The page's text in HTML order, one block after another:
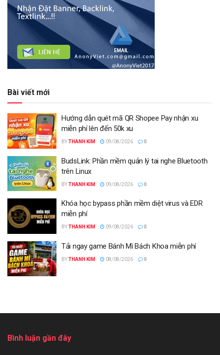
Bài viết mới
Hướng dẫn quét mã QR Shopee Pay nhận xu
miễn phí lên đến 50k xu
BYTHANH KIM 09/08/2026 0
BudsLink: Phần mềm quản lý tai nghe Bluetooth
trên Linux
BYTHANH KIM 09/08/2026 0
Khóa học bypass phần mềm diệt virus và EDR
miễn phí
BYTHANH KIM 09/08/2026 0
Tải ngay game Bánh Mì Bách Khoa miễn phí
BYTHANH KIM 08/08/2026 0
Bình luận gần đây